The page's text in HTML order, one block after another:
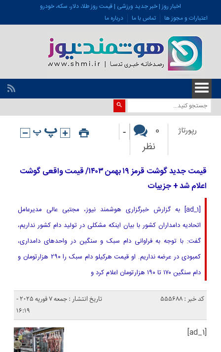
اخبار روز | خبر جدید ورزشی | قیمت روز طلا، دلار، سکه، خودرو
اعتبارات و مجوز ها
تماس با ما درباره ما
رپورتاژ
0
نظر
-
قیمت جدید گوشت قرمز ۱۹ بهمن ۱۴۰۳/ قیمت واقعی گوشت
اعلام شد + جزییات
[ad_1] به گزارش خبرگزاری هوشمند نیوز، مجتبی عالی مدیرعامل
اتحادیه دامداران کشور با بیان اینکه مشکلی در تولید دام کشور نداریم،
گفت: با توجه به فراوانی دام سبک و سنگین در واحدهای دامداری،
کمبودی در عرضه نداریم‌. او قیمت هرکیلو دام سبک را ۲۹۰ هزارتومان و
دام سنگین ۱۷۰ تا ۱۹۰ هزارتومان اعلام کرد و
کد خبر : 555688
تاریخ انتشار : جمعه 7 فوریه 2025 -
16:19
[ad_1]